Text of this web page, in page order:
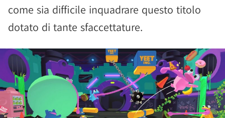
come sia difficile inquadrare questo titolo
dotato di tante sfaccettature.